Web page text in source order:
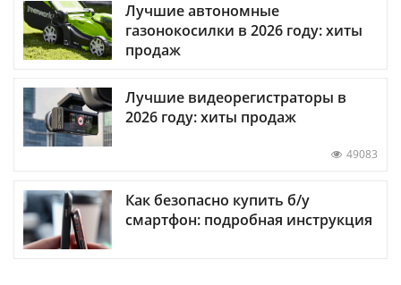
Лучшие автономные
газонокосилки в 2026 году: хиты
продаж
Лучшие видеорегистраторы в
2026 году: хиты продаж
49083
Как безопасно купить б/у
смартфон: подробная инструкция